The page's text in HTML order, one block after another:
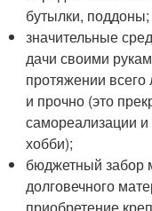
бутылки, поддоны;
значительные
дачи своими
протяжении всего
и прочно (это
самореализации
хобби);
бюджетный забор
долговечного